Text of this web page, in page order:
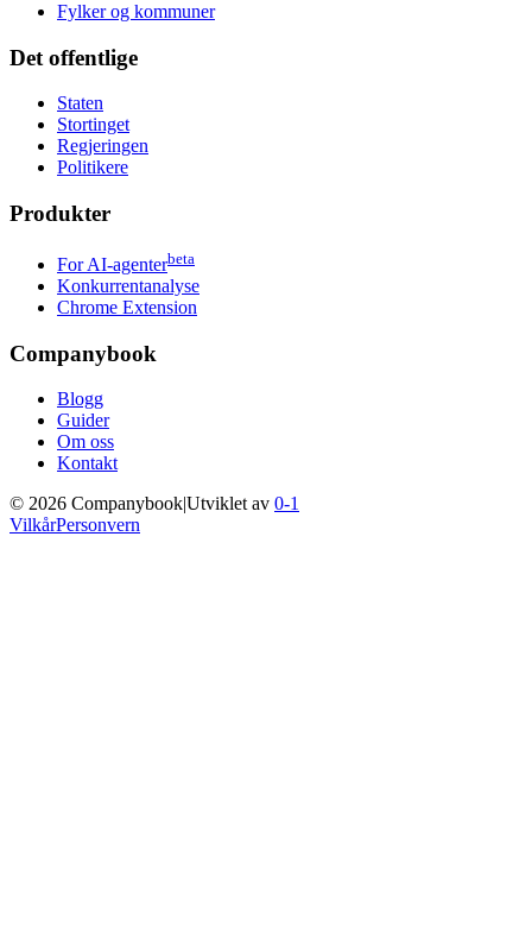
Fylker og kommuner
Det offentlige
Staten
Stortinget
Regjeringen
Politikere
Produkter
For AI-agenterbeta
Konkurrentanalyse
Chrome Extension
Companybook
Blogg
Guider
Om oss
Kontakt
© 2026 CompanybookUtviklet av 0-1
VilkårPersonvern